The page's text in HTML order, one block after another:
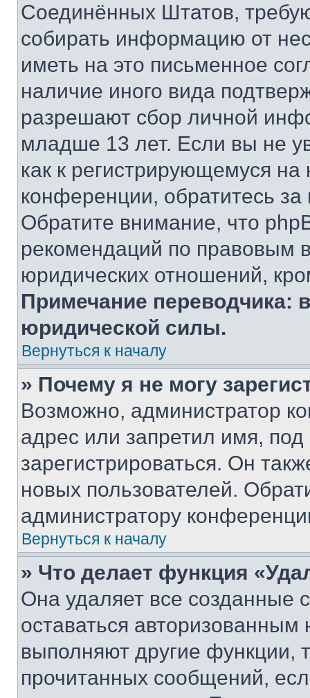
Соединённых Штатов,
собирать информацию от
иметь на это письменное
наличие иного вида
разрешают сбор личной
младше 13 лет. Если вы не
как к регистрирующемуся
конференции, обратитесь
Обратите внимание, что
рекомендаций по правовым
юридических отношений,
Примечание переводчика:
юридической силы.
Вернуться к началу
» Почему я не могу
Возможно, администратор
адрес или запретил имя,
зарегистрироваться. Он
новых пользователей.
администратору
Вернуться к началу
» Что делает функция
Она удаляет все созданные
оставаться
выполняют другие функции,
прочитанных сообщений,